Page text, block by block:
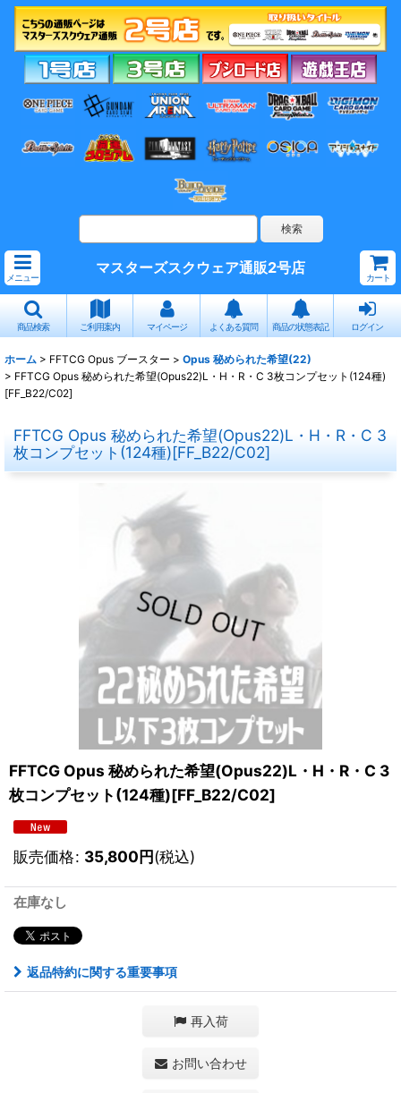
メニュー
マスターズスクウェア通販2号店
カート
商品検索 ご利用案内 マイページ よくある質問 商品の状態表記 ログイン
ホーム > FFTCG Opus ブースター > Opus 秘められた希望(22)
> FFTCG Opus 秘められた希望(Opus22)L・H・R・C 3枚コンプセット(124種)
[FF_B22/C02]
FFTCG Opus 秘められた希望(Opus22)L・H・R・C 3
枚コンプセット(124種)[FF_B22/C02]
FFTCG Opus 秘められた希望(Opus22)L・H・R・C 3
枚コンプセット(124種)[FF_B22/C02]
販売価格: 35,800円(税込)
在庫なし
返品特約に関する重要事項
再入荷
お問い合わせ